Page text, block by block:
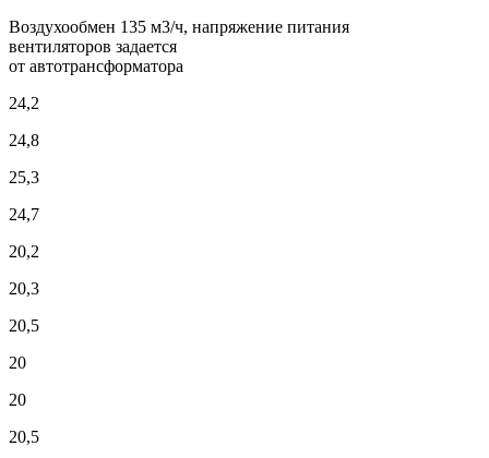
Воздухообмен 135 м3/ч, напряжение питания
вентиляторов задается
от автотрансформатора
24,2
24,8
25,3
24,7
20,2
20,3
20,5
20
20
20,5